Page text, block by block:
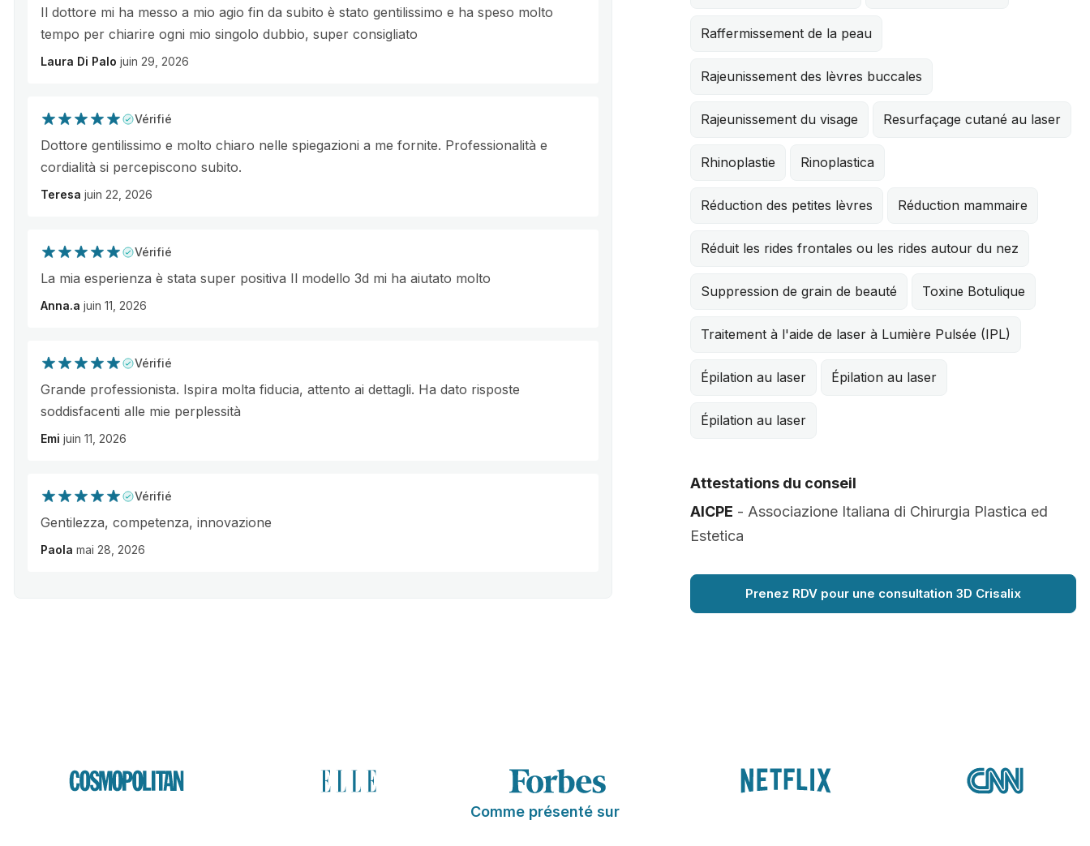
Il dottore mi ha messo a mio agio fin da subito è stato gentilissimo e ha speso molto
tempo per chiarire ogni mio singolo dubbio, super consigliato
Laura Di Palo juin 29, 2026
Vérifié
Dottore gentilissimo e molto chiaro nelle spiegazioni a me fornite. Professionalità e
cordialità si percepiscono subito.
Teresa juin 22, 2026
Vérifié
La mia esperienza è stata super positiva Il modello 3d mi ha aiutato molto
Anna.a juin 11, 2026
Vérifié
Grande professionista. Ispira molta fiducia, attento ai dettagli. Ha dato risposte
soddisfacenti alle mie perplessità
Emi juin 11, 2026
Vérifié
Gentilezza, competenza, innovazione
Paola mai 28, 2026
Raffermissement de la peau
Rajeunissement des lèvres buccales
Rajeunissement du visage Resurfaçage cutané au laser
Rhinoplastie Rinoplastica
Réduction des petites lèvres Réduction mammaire
Réduit les rides frontales ou les rides autour du nez
Suppression de grain de beauté Toxine Botulique
Traitement à l'aide de laser à Lumière Pulsée (IPL)
Épilation au laser Épilation au laser
Épilation au laser
Attestations du conseil
AICPE - Associazione Italiana di Chirurgia Plastica ed
Estetica
Prenez RDV pour une consultation 3D Crisalix
Comme présenté sur